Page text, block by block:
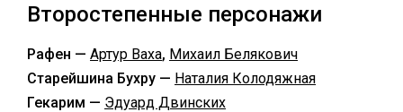
Второстепенные персонажи
Рафен — Артур Ваха, Михаил Белякович
Старейшина Бухру — Наталия Колодяжная
Гекарим — Эдуард Двинских